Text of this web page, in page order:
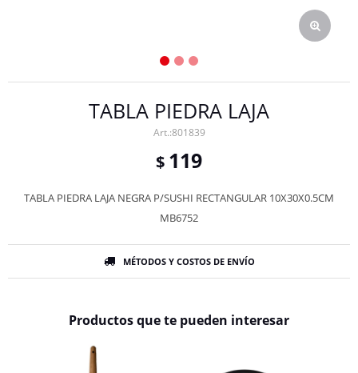
TABLA PIEDRA LAJA
801839
$ 119
TABLA PIEDRA LAJA NEGRA P/SUSHI RECTANGULAR 10X30X0.5CM
MB6752
MÉTODOS Y COSTOS DE ENVÍO
Productos que te pueden interesar